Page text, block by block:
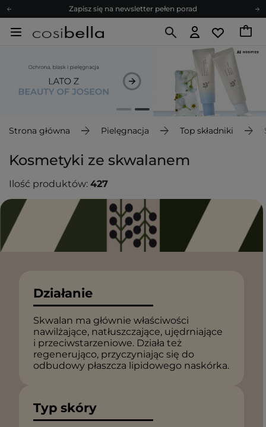
Zapisz się na newsletter pełen porad
Bezpłatne konsultacje kosmetologiczne
Poleć nas i zyskaj jeszcze więcej punktów
Zapisz się na newsletter pełen porad
Strona główna Pielęgnacja Top składniki
Kosmetyki ze skwalanem
Ilość produktów: 427
Działanie
Skwalan ma głównie właściwości
nawilżające, natłuszczające, ujędrniające
i przeciwstarzeniowe. Działa też
regenerująco, przyczyniając się do
odbudowy płaszcza lipidowego naskórka.
Typ skóry